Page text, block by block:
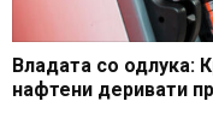
Владата со одлука:
нафтени деривати